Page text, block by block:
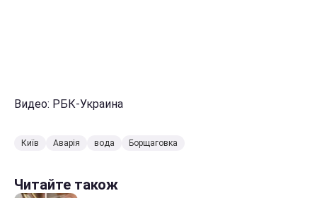
Видео: РБК-Украина
Київ Аварія вода Борщаговка
Читайте також